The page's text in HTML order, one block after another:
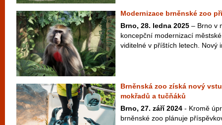
Modernizace brněnské zoo
Brno, 28. ledna 2025 – Brno v
koncepční modernizací
viditelné v příštích letech. Nový
Brněnská zoo získá nový
mokřadů a tučňáků
Brno, 27. září 2024 - Kromě
brněnské zoo plánuje